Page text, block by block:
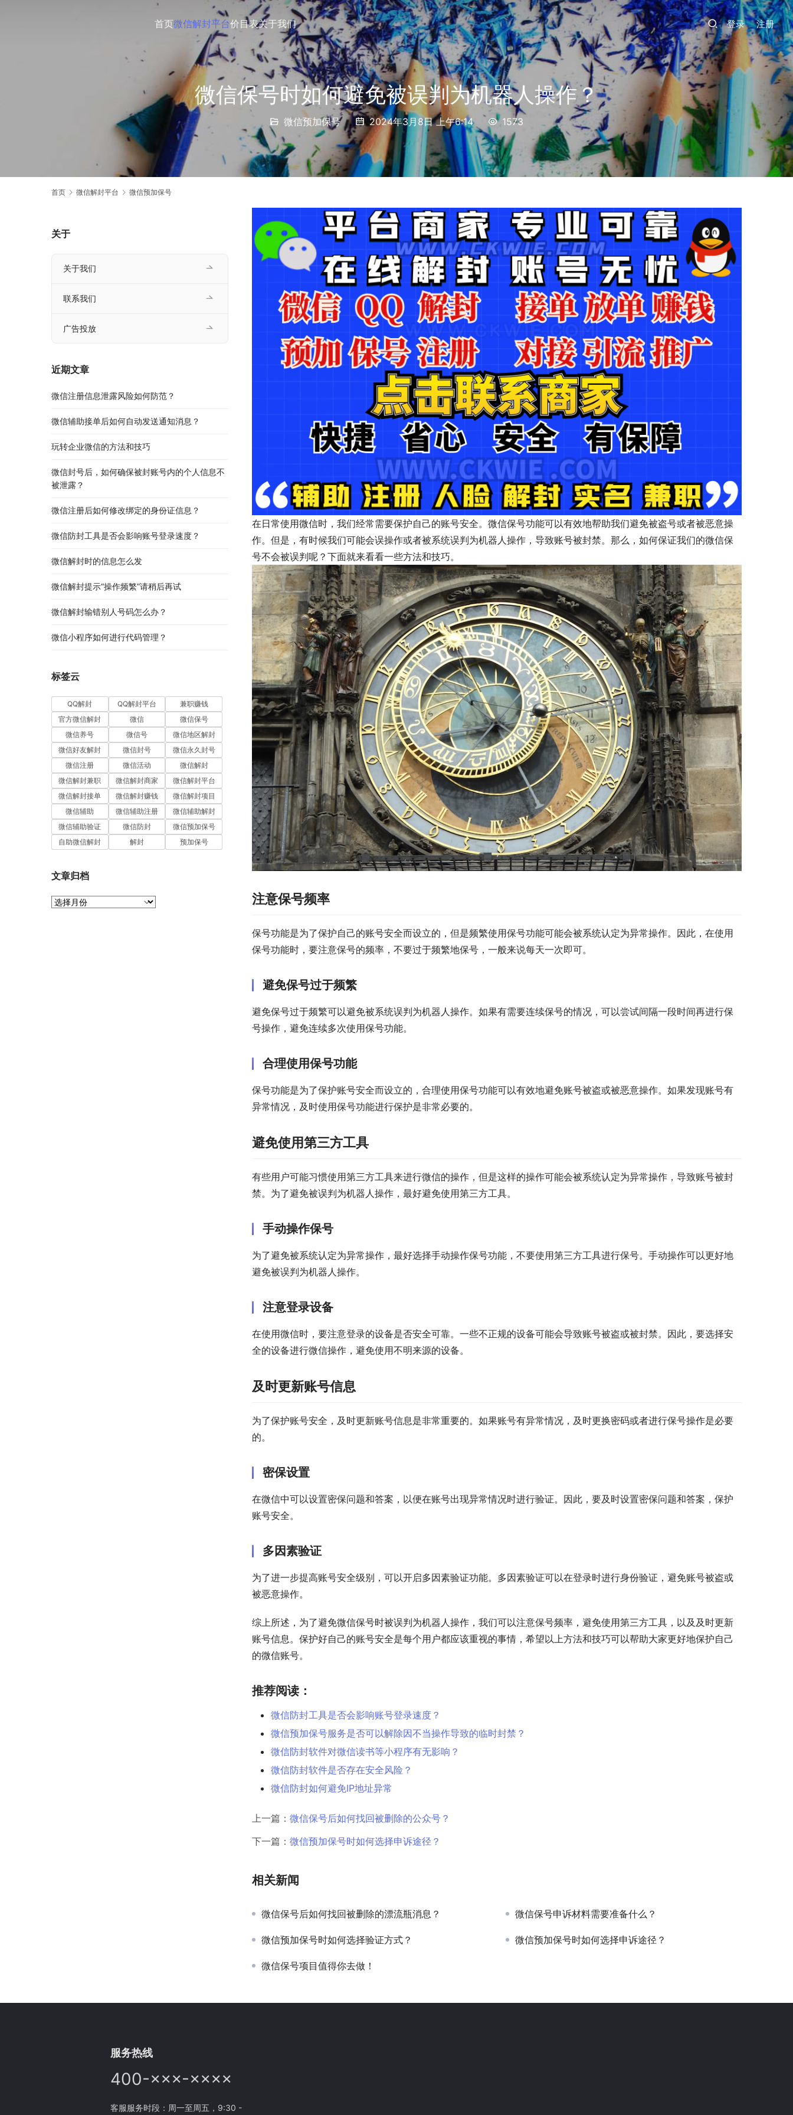
首页微信解封平台价目表关于我们 登录 注册
微信保号时如何避免被误判为机器人操作？
微信预加保号 2024年3月8日 上午6:14 1573
首页 微信解封平台 微信预加保号
在日常使用微信时，我们经常需要保护自己的账号安全。微信保号功能可以有效地帮助我们避免被盗号或者被恶意操
作。但是，有时候我们可能会误操作或者被系统误判为机器人操作，导致账号被封禁。那么，如何保证我们的微信保
号不会被误判呢？下面就来看看一些方法和技巧。
注意保号频率
保号功能是为了保护自己的账号安全而设立的，但是频繁使用保号功能可能会被系统认定为异常操作。因此，在使用
保号功能时，要注意保号的频率，不要过于频繁地保号，一般来说每天一次即可。
避免保号过于频繁
避免保号过于频繁可以避免被系统误判为机器人操作。如果有需要连续保号的情况，可以尝试间隔一段时间再进行保
号操作，避免连续多次使用保号功能。
合理使用保号功能
保号功能是为了保护账号安全而设立的，合理使用保号功能可以有效地避免账号被盗或被恶意操作。如果发现账号有
异常情况，及时使用保号功能进行保护是非常必要的。
避免使用第三方工具
有些用户可能习惯使用第三方工具来进行微信的操作，但是这样的操作可能会被系统认定为异常操作，导致账号被封
禁。为了避免被误判为机器人操作，最好避免使用第三方工具。
手动操作保号
为了避免被系统认定为异常操作，最好选择手动操作保号功能，不要使用第三方工具进行保号。手动操作可以更好地
避免被误判为机器人操作。
注意登录设备
在使用微信时，要注意登录的设备是否安全可靠。一些不正规的设备可能会导致账号被盗或被封禁。因此，要选择安
全的设备进行微信操作，避免使用不明来源的设备。
及时更新账号信息
为了保护账号安全，及时更新账号信息是非常重要的。如果账号有异常情况，及时更换密码或者进行保号操作是必要
的。
密保设置
在微信中可以设置密保问题和答案，以便在账号出现异常情况时进行验证。因此，要及时设置密保问题和答案，保护
账号安全。
多因素验证
为了进一步提高账号安全级别，可以开启多因素验证功能。多因素验证可以在登录时进行身份验证，避免账号被盗或
被恶意操作。
综上所述，为了避免微信保号时被误判为机器人操作，我们可以注意保号频率，避免使用第三方工具，以及及时更新
账号信息。保护好自己的账号安全是每个用户都应该重视的事情，希望以上方法和技巧可以帮助大家更好地保护自己
的微信账号。
推荐阅读：
微信防封工具是否会影响账号登录速度？
微信预加保号服务是否可以解除因不当操作导致的临时封禁？
微信防封软件对微信读书等小程序有无影响？
微信防封软件是否存在安全风险？
微信防封如何避免IP地址异常
上一篇： 微信保号后如何找回被删除的公众号？
下一篇： 微信预加保号时如何选择申诉途径？
相关新闻
微信保号后如何找回被删除的漂流瓶消息？ 微信保号申诉材料需要准备什么？
微信预加保号时如何选择验证方式？ 微信预加保号时如何选择申诉途径？
微信保号项目值得你去做！
关于
关于我们
联系我们
广告投放
近期文章
微信注册信息泄露风险如何防范？
微信辅助接单后如何自动发送通知消息？
玩转企业微信的方法和技巧
微信封号后，如何确保被封账号内的个人信息不
被泄露？
微信注册后如何修改绑定的身份证信息？
微信防封工具是否会影响账号登录速度？
微信解封时的信息怎么发
微信解封提示“操作频繁”请稍后再试
微信解封输错别人号码怎么办？
微信小程序如何进行代码管理？
标签云
QQ解封 QQ解封平台
兼职赚钱
官方微信解封
微信
微信保号
微信养号
微信号
微信地区解封
微信好友解封
微信封号
微信永久封号
微信注册
微信活动
微信解封
微信解封兼职
微信解封商家
微信解封平台
微信解封接单
微信解封赚钱
微信解封项目
微信辅助
微信辅助注册
微信辅助解封
微信辅助验证
微信防封
微信预加保号
自助微信解封
解封 预加保号
文章归档
文
服务热线
400-×××-××××
客服服务时段：周一至周五，9:30 -